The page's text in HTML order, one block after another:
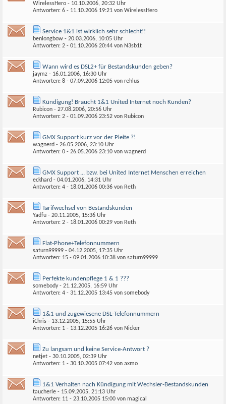
WirelessHero - 10.10.2006, 20:32 Uhr
Antworten: 6 - 11.10.2006 19:21 von WirelessHero
Service 1&1 ist wirklich sehr schlecht!!
benlongbow - 20.03.2006, 10:05 Uhr
Antworten: 2 - 01.10.2006 20:44 von N3sb1t
Wann wird es DSL2+ für Bestandskunden geben?
jaymz - 16.01.2006, 16:30 Uhr
Antworten: 8 - 07.09.2006 12:05 von rehlus
Kündigung! Braucht 1&1 United Internet noch Kunden?
Rubicon - 27.08.2006, 20:56 Uhr
Antworten: 2 - 01.09.2006 23:52 von Rubicon
GMX Support kurz vor der Pleite ?!
wagnerd - 26.05.2006, 23:10 Uhr
Antworten: 0 - 26.05.2006 23:10 von wagnerd
GMX Support ... bzw. bei United Internet Menschen erreichen
eckhard - 04.01.2006, 14:31 Uhr
Antworten: 4 - 18.01.2006 00:36 von Reth
Tarifwechsel von Bestandskunden
Yadfu - 20.11.2005, 15:36 Uhr
Antworten: 2 - 18.01.2006 00:29 von Reth
Flat-Phone+Telefonnummern
saturn99999 - 04.12.2005, 17:35 Uhr
Antworten: 15 - 09.01.2006 10:38 von saturn99999
Perfekte kundenpflege 1 & 1 ???
somebody- 21.12.2005, 16:59 Uhr
Antworten: 4 - 31.12.2005 13:45 von somebody
1&1 und zugewiesene DSL-Telefonnummern
iChris - 13.12.2005, 15:55 Uhr
Antworten: 1 - 13.12.2005 16:26 von Nicker
Zu langsam und keine Service-Antwort ?
netjet - 30.10.2005, 02:39 Uhr
Antworten: 1 - 30.10.2005 07:42 von axmo
1&1 Verhalten nach Kündigung mit Wechsler-Bestandskunden
taucherle - 15.09.2005, 21:13 Uhr
Antworten: 11 - 23.10.2005 15:00 von magical